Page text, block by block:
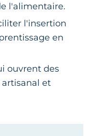
l'alimentaire.
l'insertion
en
ouvrent des
artisanal et